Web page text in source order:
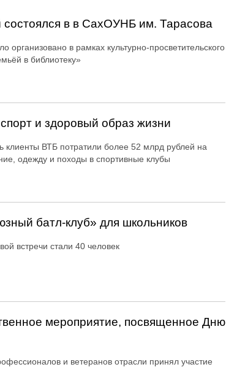
состоялся в в СахОУНБ им. Тарасова
организовано в рамках культурно-просветительского
в библиотеку»
и здоровый образ жизни
клиенты ВТБ потратили более 52 млрд рублей на
одежду и походы в спортивные клубы
батл-клуб» для школьников
встречи стали 40 человек
мероприятие, посвященное Дню
и ветеранов отрасли принял участие